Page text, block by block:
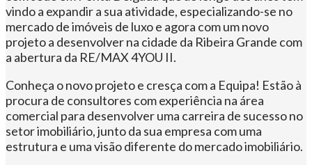
vindo a expandir a sua atividade, especializando-se no
mercado de imóveis de luxo e agora com um novo
projeto a desenvolver na cidade da Ribeira Grande com
a abertura da RE/MAX 4YOU II.
Conheça o novo projeto e cresça com a Equipa! Estão à
procura de consultores com experiência na área
comercial para desenvolver uma carreira de sucesso no
setor imobiliário, junto da sua empresa com uma
estrutura e uma visão diferente do mercado imobiliário.